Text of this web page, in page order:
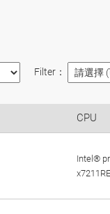
Filter：
CPU
Intel®
x7211RE